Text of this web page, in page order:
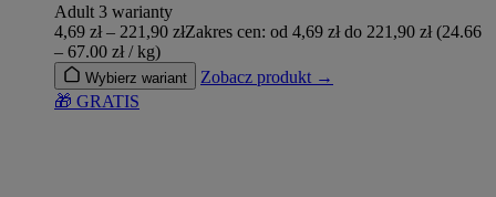
Adult 3 warianty
4,69 zł – 221,90 złZakres cen: od 4,69 zł do 221,90 zł (24.66
– 67.00 zł / kg)
Wybierz wariant
Zobacz produkt →
🎁 GRATIS